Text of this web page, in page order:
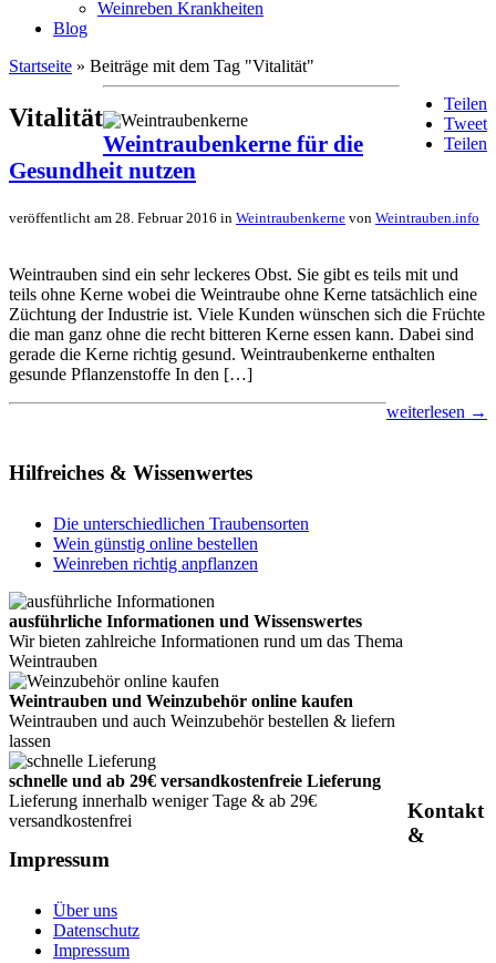
Weinreben Krankheiten
Blog
Startseite » Beiträge mit dem Tag "Vitalität"
Teilen
Tweet
Teilen
Vitalität
Weintraubenkerne für die
Gesundheit nutzen
veröffentlicht am 28. Februar 2016 in Weintraubenkerne von Weintrauben.info
Weintrauben sind ein sehr leckeres Obst. Sie gibt es teils mit und
teils ohne Kerne wobei die Weintraube ohne Kerne tatsächlich eine
Züchtung der Industrie ist. Viele Kunden wünschen sich die Früchte
die man ganz ohne die recht bitteren Kerne essen kann. Dabei sind
gerade die Kerne richtig gesund. Weintraubenkerne enthalten
gesunde Pflanzenstoffe In den […]
weiterlesen →
Hilfreiches & Wissenwertes
Die unterschiedlichen Traubensorten
Wein günstig online bestellen
Weinreben richtig anpflanzen
ausführliche Informationen und Wissenswertes
Wir bieten zahlreiche Informationen rund um das Thema
Weintrauben
Weintrauben und Weinzubehör online kaufen
Weintrauben und auch Weinzubehör bestellen & liefern
lassen
schnelle und ab 29€ versandkostenfreie Lieferung
Lieferung innerhalb weniger Tage & ab 29€
versandkostenfrei
Kontakt
&
Impressum
Über uns
Datenschutz
Impressum